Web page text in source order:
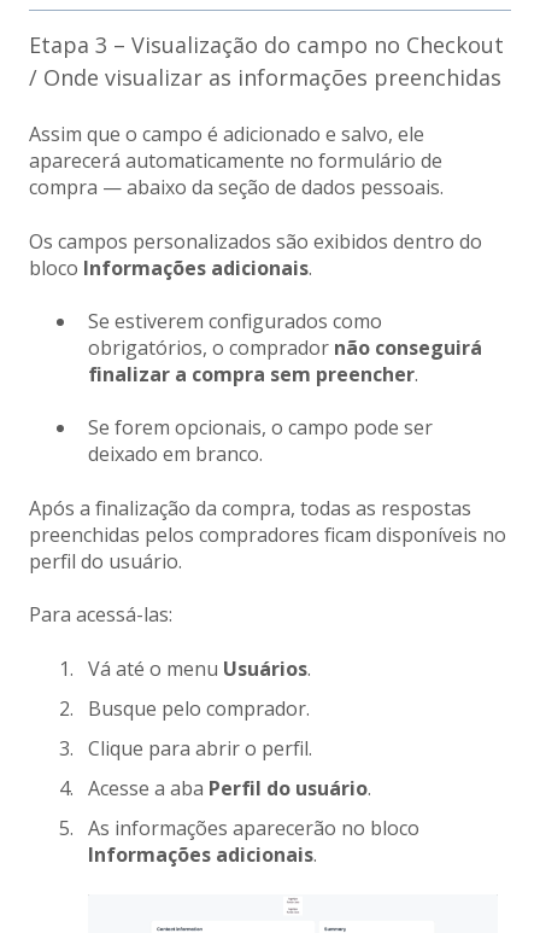
Etapa 3 – Visualização do campo no Checkout
/ Onde visualizar as informações preenchidas
Assim que o campo é adicionado e salvo, ele
aparecerá automaticamente no formulário de
compra — abaixo da seção de dados pessoais.
Os campos personalizados são exibidos dentro do
bloco Informações adicionais.
Se estiverem configurados como
obrigatórios, o comprador não conseguirá
finalizar a compra sem preencher.
Se forem opcionais, o campo pode ser
deixado em branco.
Após a finalização da compra, todas as respostas
preenchidas pelos compradores ficam disponíveis no
perfil do usuário.
Para acessá-las:
Vá até o menu Usuários.
Busque pelo comprador.
Clique para abrir o perfil.
Acesse a aba Perfil do usuário.
As informações aparecerão no bloco
Informações adicionais.